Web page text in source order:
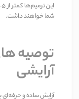
این ترمیم‌ها کمتر از۵
شما خواهند داشت.
توصیه
آرایشی
آرایش ساده و حرفه‌ای